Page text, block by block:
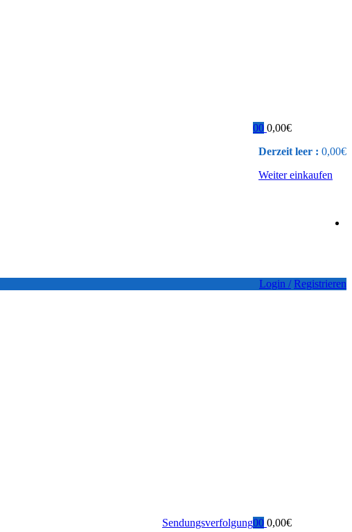
0 0,00€
Derzeit leer : 0,00€
Weiter einkaufen
0
Login / Registrieren
0 0,00€
0
Sendungsverfolgung